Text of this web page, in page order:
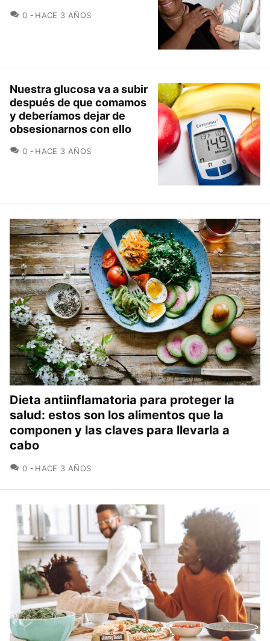
0 COMENTARIOS
HACE 3 AÑOS
Nuestra glucosa va a subir
después de que comamos
y deberíamos dejar de
obsesionarnos con ello
0 COMENTARIOS
HACE 3 AÑOS
Dieta antiinflamatoria para proteger la
salud: estos son los alimentos que la
componen y las claves para llevarla a
cabo
0 COMENTARIOS
HACE 3 AÑOS